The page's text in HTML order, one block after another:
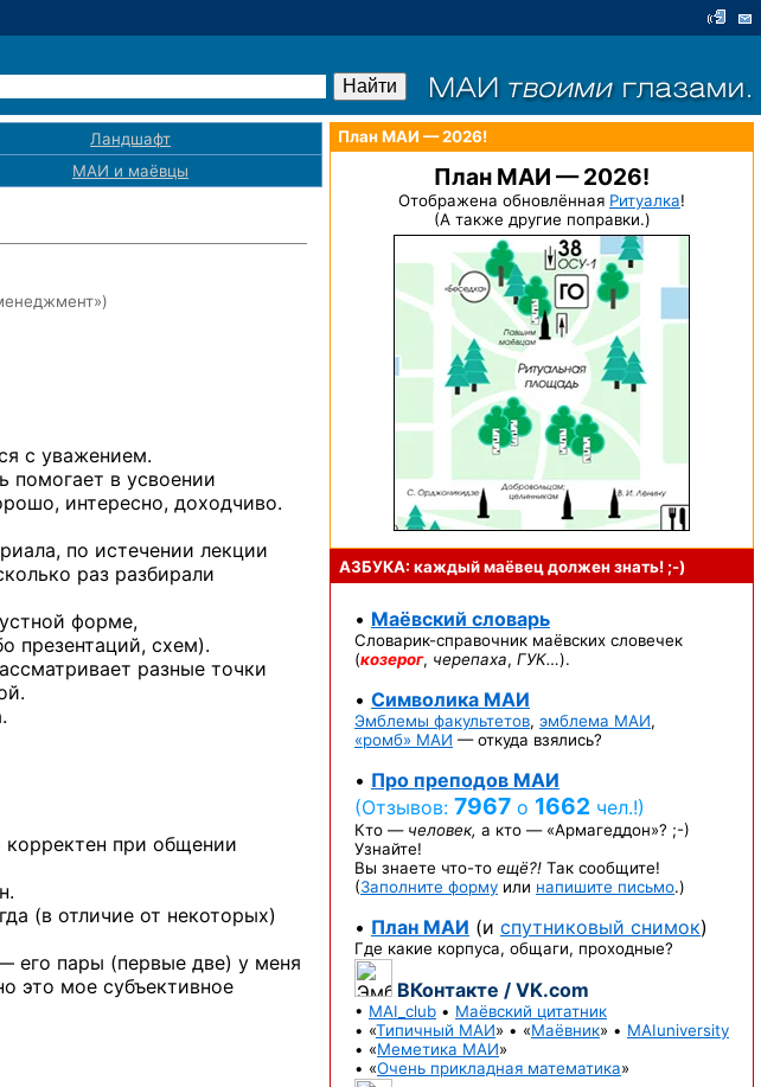
Ландшафт
МАИ и маёвцы
с уважением.
помогает в усвоении
интересно, доходчиво.
по истечении лекции
раз разбирали
форме,
презентаций, схем).
разные точки
корректен при общении
(в отличие от некоторых)
его пары (первые две) у меня
это мое субъективное
План МАИ — 2026!
План МАИ — 2026!
Отображена обновлённая Ритуалка!
(А также другие поправки.)
АЗБУКА: каждый маёвец должензнать! ;-)
• Маёвский словарь
Словарик-справочник маёвских словечек
(козерог, черепаха, ГУК…).
• Символика МАИ
Эмблемы факультетов, эмблема МАИ,
«ромб» МАИ — откуда взялись?
• Про преподов МАИ
(Отзывов: 7967 о 1662 чел.!)
Кто — человек, а кто — «Армагеддон»? ;-)
Узнайте!
Вы знаете что-то ещё?! Так сообщите!
(Заполните форму или напишите письмо.)
• План МАИ (и спутниковый снимок)
Где какие корпуса, общаги, проходные?
ВКонтакте / VK.com
• MAI_club • Маёвский цитатник
• «Типичный МАИ» • «Маёвник» • MAIuniversity
• «Меметика МАИ»
• «Очень прикладная математика»